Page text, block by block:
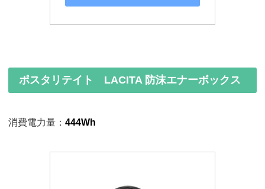
ポスタリテイト LACITA 防沫エナーボックス
消費電力量： 444Wh